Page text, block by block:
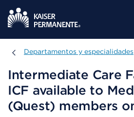
Departamentos y especialidades
Departamentos y especialidades
Intermediate Care
ICF available to
(Quest) members